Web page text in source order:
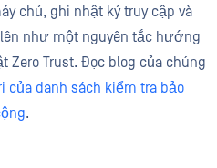
chủ, ghi nhật ký truy cập và
như một nguyên tắc hướng
Zero Trust. Đọc blog của chúng
của danh sách kiểm tra bảo
.